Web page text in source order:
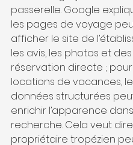
passerelle. Google
les pages de voyage
afficher le site de
les avis, les photos et
réservation directe ;
locations de vacances,
données structurées
enrichir l’apparence
recherche. Cela veut dire
propriétaire tropézien